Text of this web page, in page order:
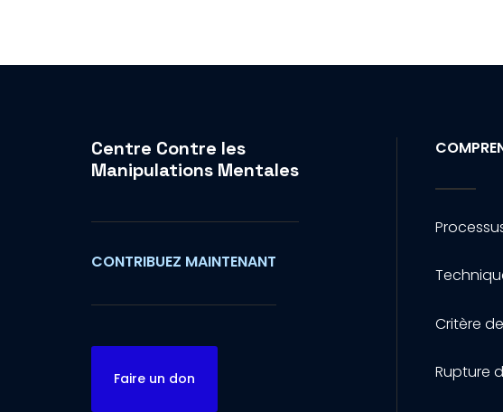
Centre Contre les
Manipulations Mentales
CONTRIBUEZ MAINTENANT
Faire un don
Critère
Rupture